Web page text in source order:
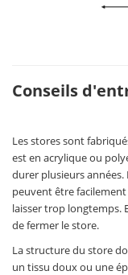
Conseils
Les stores sont
est en acrylique ou
durer plusieurs années.
peuvent être
laisser trop longtemps.
de fermer le store.
La structure du store
un tissu doux ou une